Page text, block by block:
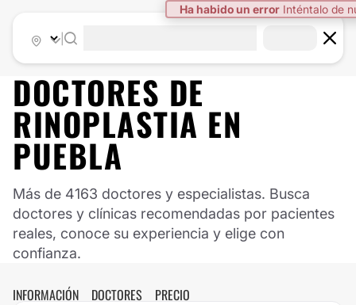
DOCTORES DE
RINOPLASTIA EN
PUEBLA
Más de 4163 doctores y especialistas. Busca
doctores y clínicas recomendadas por pacientes
reales, conoce su experiencia y elige con
confianza.
INFORMACIÓN DOCTORES PRECIO